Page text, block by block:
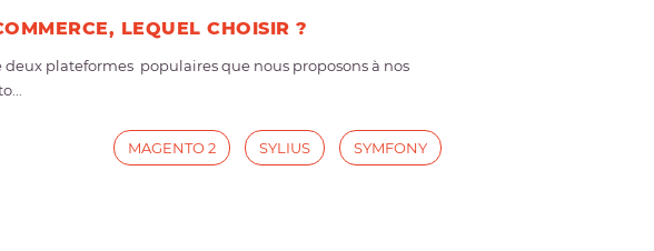
LEQUEL CHOISIR ?
plateformes populaires que nous proposons à nos
MAGENTO 2 SYLIUS SYMFONY